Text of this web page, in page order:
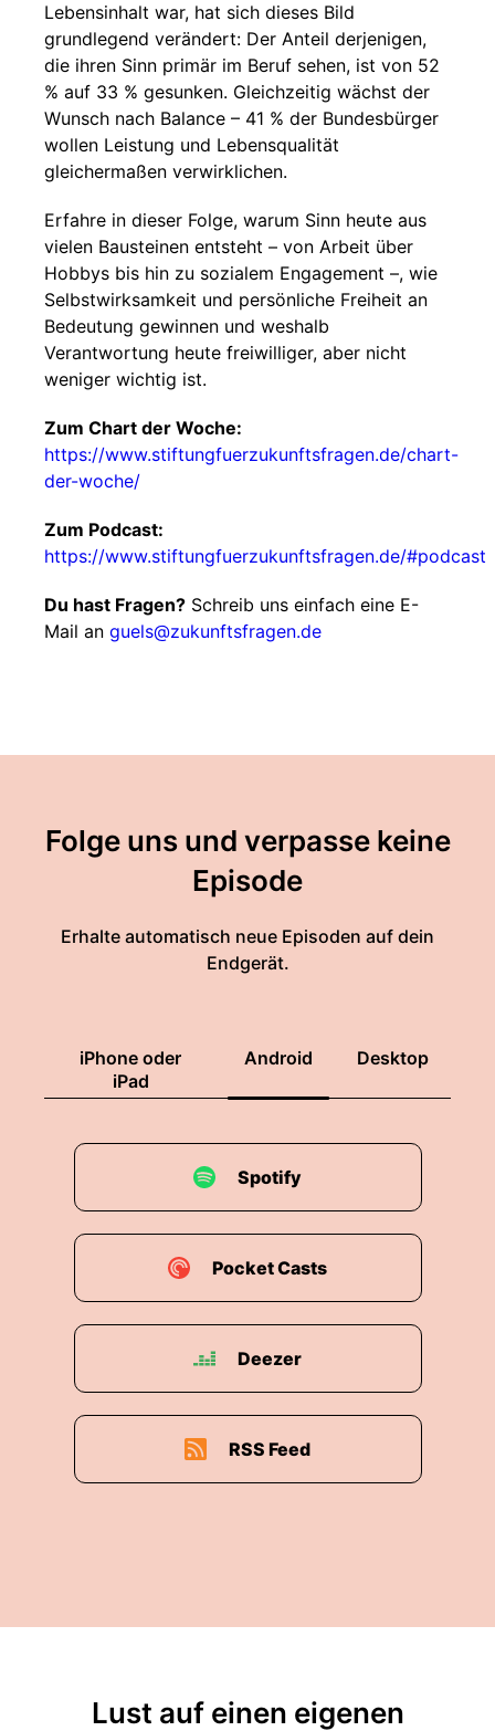
Lebensinhalt war, hat sich dieses Bild
grundlegend verändert: Der Anteil derjenigen,
die ihren Sinn primär im Beruf sehen, ist von 52
% auf 33 % gesunken. Gleichzeitig wächst der
Wunsch nach Balance – 41 % der Bundesbürger
wollen Leistung und Lebensqualität
gleichermaßen verwirklichen.
Erfahre in dieser Folge, warum Sinn heute aus
vielen Bausteinen entsteht – von Arbeit über
Hobbys bis hin zu sozialem Engagement –, wie
Selbstwirksamkeit und persönliche Freiheit an
Bedeutung gewinnen und weshalb
Verantwortung heute freiwilliger, aber nicht
weniger wichtig ist.
Zum Chart der Woche:
https://www.stiftungfuerzukunftsfragen.de/chart-
der-woche/
Zum Podcast:
https://www.stiftungfuerzukunftsfragen.de/#podcast
Du hast Fragen? Schreib uns einfach eine E-
Mail an guels@zukunftsfragen.de
Folge uns und verpasse keine
Episode
Erhalte automatisch neue Episoden auf dein
Endgerät.
iPhone oder
iPad
Android Desktop
Spotify
Pocket Casts
Deezer
RSS Feed
Lust auf einen eigenen